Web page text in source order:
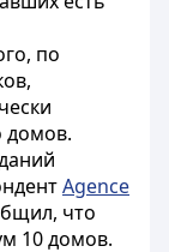
по
домов.
Agence
что
10 домов.